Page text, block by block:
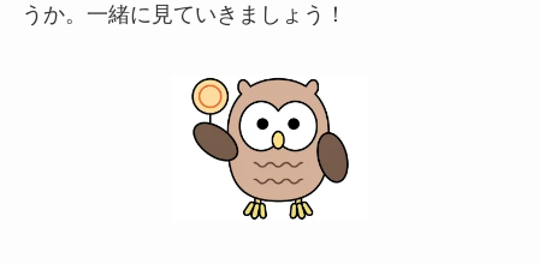
うか。一緒に見ていきましょう！